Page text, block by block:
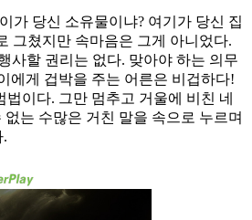
가 당신 소유물이냐? 여기가 당신 집
그쳤지만 속마음은 그게 아니었다.
사할 권리는 없다. 맞아야 하는 의무
에게 겁박을 주는 어른은 비겁하다!
이다. 그만 멈추고 거울에 비친 네
없는 수많은 거친 말을 속으로 누르며
.